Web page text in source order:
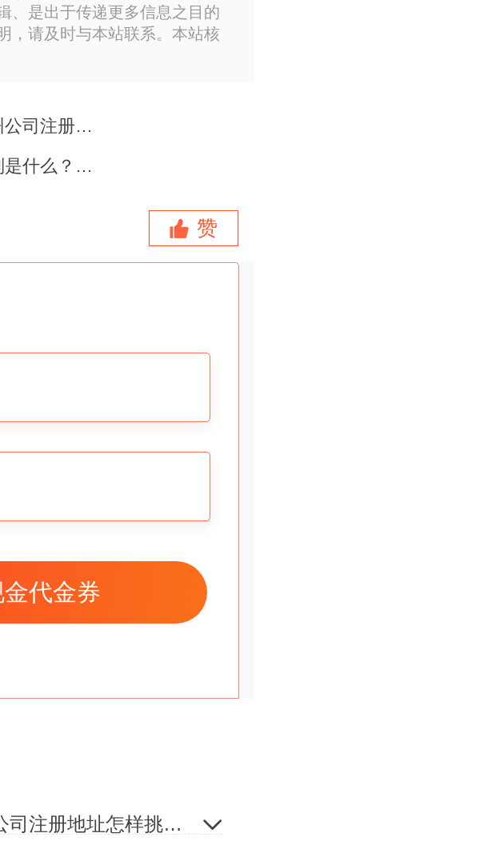
备，对公司注册有
柴工、工欲善其
握某些有关的专业
，但是许多人却卡
名以前最好是先查
用，谨慎挑选，这
楚应当如何做，能
。
以取得成功，造成
，公司注册還是非
、是出于传递更多信息之目的
，请及时与本站联系。本站核
赣州公司注册流程怎样进行？赣州公司注册流程如何进行..
镇江公司注册不同的印章作用分别是什么？镇江公司注册..
赞
淄博公司注册地址如何挑选？淄博公司注册地址怎样挑选？